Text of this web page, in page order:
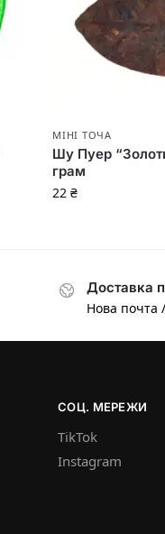
МІНІ ТОЧА
Шу Пуер
грам
22₴
Доставка
Нова почта
СОЦ. МЕРЕЖИ
TikTok
Instagram